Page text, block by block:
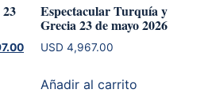
El
actual
Espectacular Turquía y
Grecia 23 de mayo 2026
USD 4,967.00
Añadir al carrito